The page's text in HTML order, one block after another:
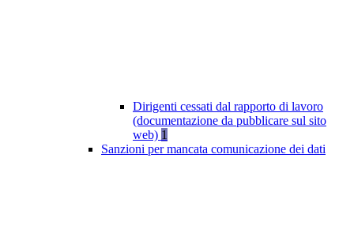
Dirigenti cessati dal rapporto di lavoro
(documentazione da pubblicare sul sito
web) 1
Sanzioni per mancata comunicazione dei dati